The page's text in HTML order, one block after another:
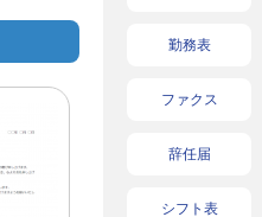
勤務表
ファクス
辞任届
シフト表